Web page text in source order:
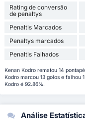
Rating de conversão
de penaltys
Penaltis Marcados
Penaltys marcados
Penaltis Falhados
Kenan Kodro rematou 14
Kodro marcou 13 golos e falhou
Kodro é 92.86%.
Análise